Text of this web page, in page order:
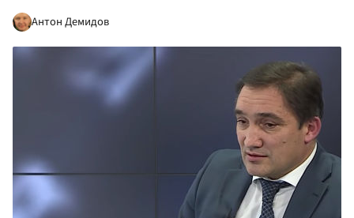
Антон Демидов